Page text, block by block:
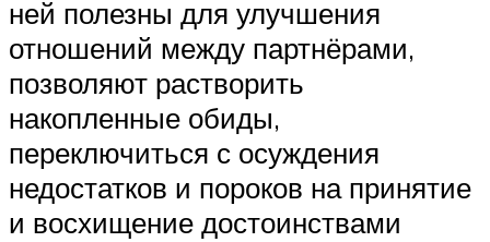
ней полезны для улучшения
отношений между партнёрами,
позволяют растворить
накопленные обиды,
переключиться с осуждения
недостатков и пороков на принятие
и восхищение достоинствами